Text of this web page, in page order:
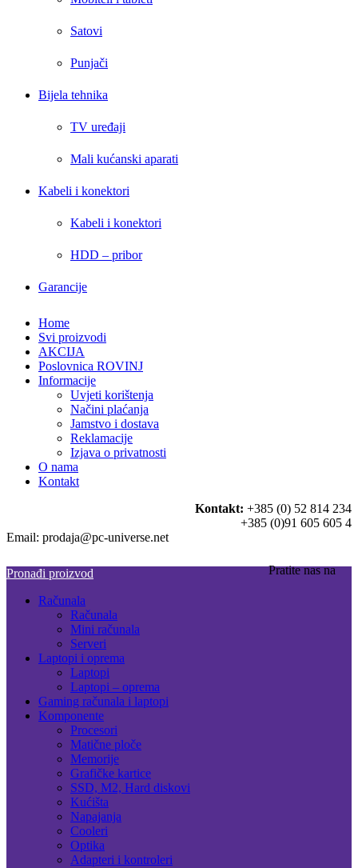
Satovi
Punjači
Bijela tehnika
TV uređaji
Mali kućanski aparati
Kabeli i konektori
Kabeli i konektori
HDD – pribor
Garancije
Home
Svi proizvodi
AKCIJA
Poslovnica ROVINJ
Informacije
Uvjeti korištenja
Načini plaćanja
Jamstvo i dostava
Reklamacije
Izjava o privatnosti
O nama
Kontakt
Kontakt: +385 (0) 52 814 234
+385 (0)91 605 605 4
Email: prodaja@pc-universe.net
Pratite nas na
Pronađi proizvod
Računala
Računala
Mini računala
Serveri
Laptopi i oprema
Laptopi
Laptopi – oprema
Gaming računala i laptopi
Komponente
Procesori
Matične ploče
Memorije
Grafičke kartice
SSD, M2, Hard diskovi
Kućišta
Napajanja
Cooleri
Optika
Adapteri i kontroleri